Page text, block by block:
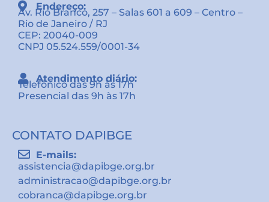
Endereço:
Av. Rio Branco, 257 – Salas 601 a 609 – Centro –
Rio de Janeiro / RJ
CEP: 20040-009
CNPJ 05.524.559/0001-34
Atendimento diário:
Telefônico das 9h às 17h
Presencial das 9h às 17h
CONTATO DAPIBGE
E-mails:
assistencia@dapibge.org.br
administracao@dapibge.org.br
cobranca@dapibge.org.br